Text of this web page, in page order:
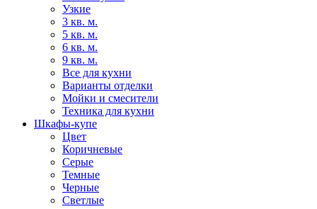
Узкие
3 кв. м.
5 кв. м.
6 кв. м.
9 кв. м.
Все для кухни
Варианты отделки
Мойки и смесители
Техника для кухни
Шкафы-купе
Цвет
Коричневые
Серые
Темные
Черные
Светлые